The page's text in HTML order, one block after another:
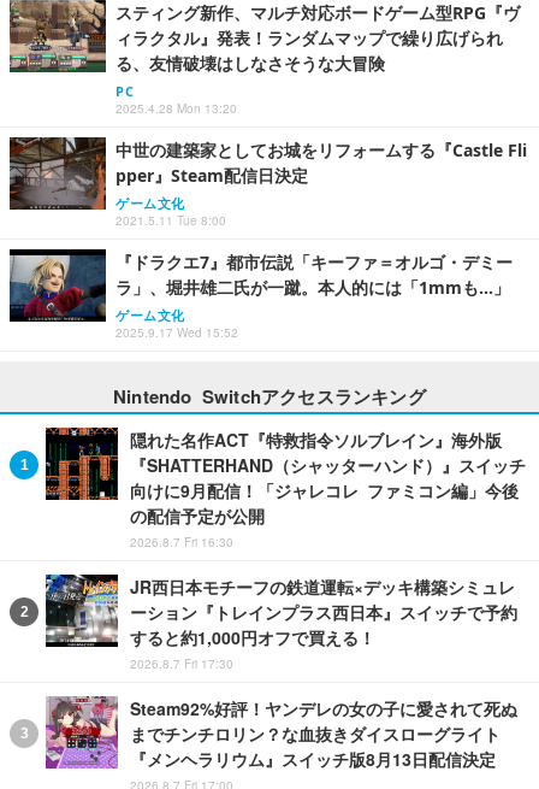
スティング新作、マルチ対応ボードゲーム型RPG『ヴ
ィラクタル』発表！ランダムマップで繰り広げられ
る、友情破壊はしなさそうな大冒険
PC
2025.4.28 Mon 13:20
中世の建築家としてお城をリフォームする『Castle Fli
pper』Steam配信日決定
ゲーム文化
2021.5.11 Tue 8:00
『ドラクエ7』都市伝説「キーファ＝オルゴ・デミー
ラ」、堀井雄二氏が一蹴。本人的には「1mmも…」
ゲーム文化
2025.9.17 Wed 15:52
Nintendo Switchアクセスランキング
隠れた名作ACT『特救指令ソルブレイン』海外版
『SHATTERHAND（シャッターハンド）』スイッチ
向けに9月配信！「ジャレコレ ファミコン編」今後
の配信予定が公開
2026.8.7 Fri 16:30
JR西日本モチーフの鉄道運転×デッキ構築シミュレ
ーション『トレインプラス西日本』スイッチで予約
すると約1,000円オフで買える！
2026.8.7 Fri 17:30
Steam92%好評！ヤンデレの女の子に愛されて死ぬ
までチンチロリン？な血抜きダイスローグライト
『メンヘラリウム』スイッチ版8月13日配信決定